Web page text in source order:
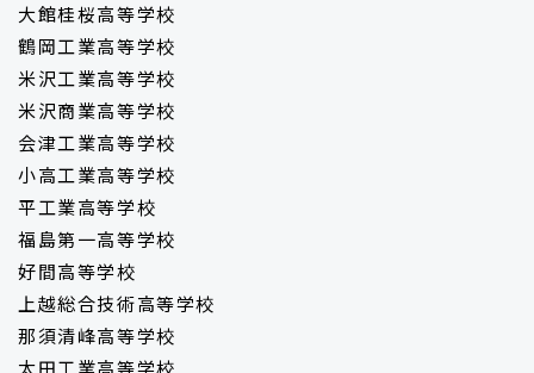
大館桂桜高等学校
鶴岡工業高等学校
米沢工業高等学校
米沢商業高等学校
会津工業高等学校
小高工業高等学校
平工業高等学校
福島第一高等学校
好間高等学校
上越総合技術高等学校
那須清峰高等学校
太田工業高等学校